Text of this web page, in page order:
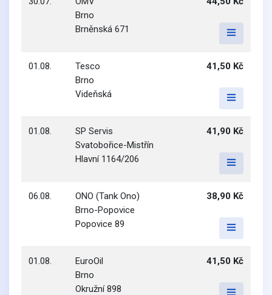
Brno
Brněnská 671
01.08.
Tesco
Brno
Videňská
41,50 Kč
01.08.
SP Servis
Svatobořice-Mistřín
Hlavní 1164/206
41,90 Kč
06.08.
ONO (Tank Ono)
Brno-Popovice
Popovice 89
38,90 Kč
01.08.
EuroOil
Brno
Okružní 898
41,50 Kč